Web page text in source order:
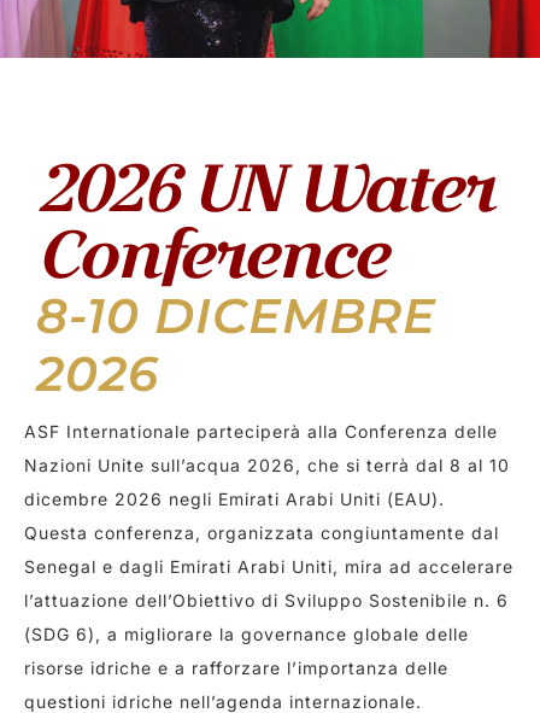
2026 UN Water
Conference
8-10 DICEMBRE
2026
ASF Internationale parteciperà alla Conferenza delle
Nazioni Unite sull’acqua 2026, che si terrà dal 8 al 10
dicembre 2026 negli Emirati Arabi Uniti (EAU).
Questa conferenza, organizzata congiuntamente dal
Senegal e dagli Emirati Arabi Uniti, mira ad accelerare
l’attuazione dell’Obiettivo di Sviluppo Sostenibile n. 6
(SDG 6), a migliorare la governance globale delle
risorse idriche e a rafforzare l’importanza delle
questioni idriche nell’agenda internazionale.